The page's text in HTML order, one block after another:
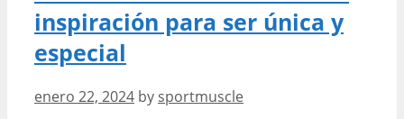
cuánto
los
quieres
inspiración para ser única y
especial
enero 22, 2024 by sportmuscle